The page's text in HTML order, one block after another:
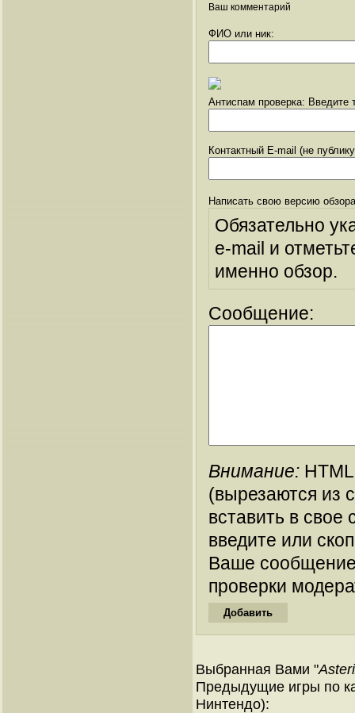
Ваш комментарий
ФИО или ник:
Антиспам проверка: Введите
Контактный E-mail (не
Написать свою версию
Обязательно
e-mail и
именно обзор.
Сообщение:
Внимание:
(вырезаются из
вставить в
введите или
Ваше
проверки
Выбранная Вами "
Предыдущие игры по
Нинтендо):